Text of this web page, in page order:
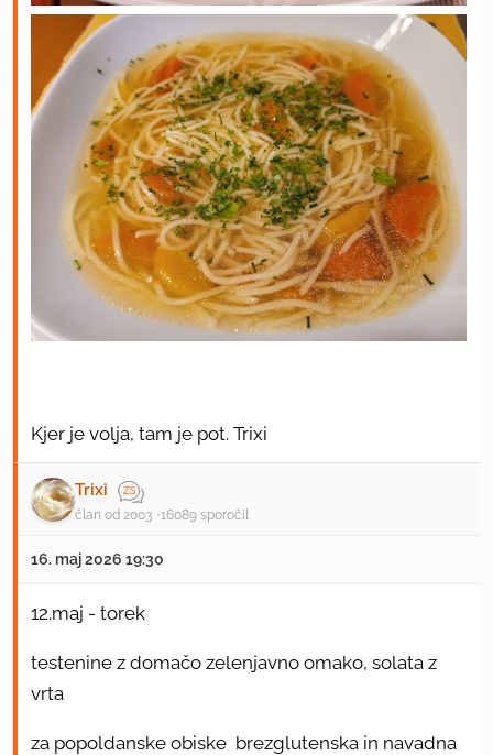
Kjer je volja, tam je pot. Trixi
Trixi
član od 2003 16089 sporočil
16. maj 2026 19:30
12.maj - torek
testenine z domačo zelenjavno omako, solata z
vrta
za popoldanske obiske brezglutenska in navadna